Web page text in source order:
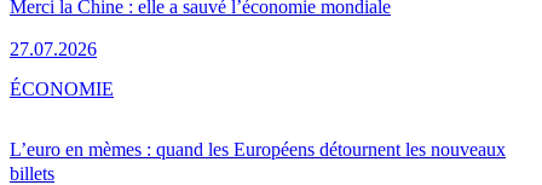
Merci la Chine : elle a sauvé l’économie mondiale
27.07.2026
L’euro en mèmes : quand les Européens détournent les nouveaux
billets
ÉCONOMIE